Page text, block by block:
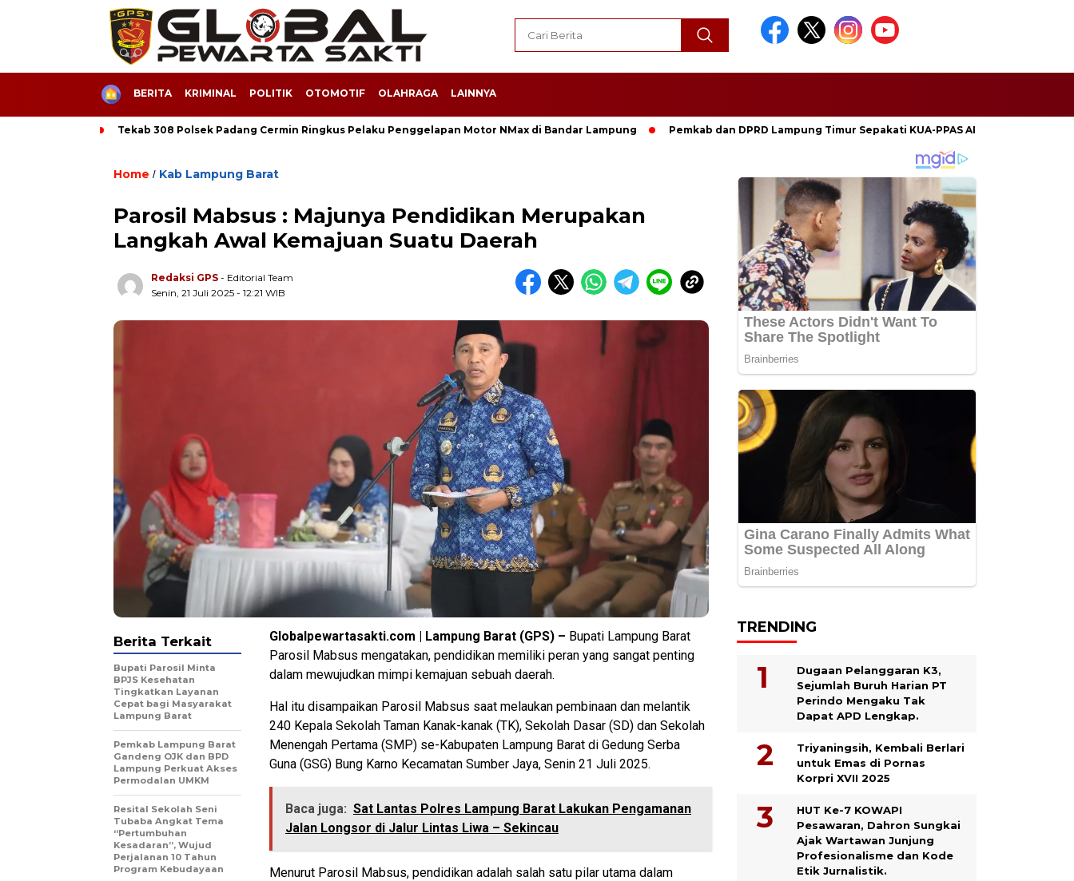
HOME
BERITA KRIMINAL POLITIK OTOMOTIF OLAHRAGA LAINNYA
Tekab 308 Polsek Padang Cermin Ringkus Pelaku Penggelapan Motor NMax di Bandar Lampung Pemkab dan DPRD Lampung Timur Sepakati KUA-PPAS APBD 2027,
Home / Kab Lampung Barat
Parosil Mabsus : Majunya Pendidikan Merupakan
Langkah Awal Kemajuan Suatu Daerah
Redaksi GPS - Editorial Team
Senin, 21 Juli 2025 - 12:21 WIB
Globalpewartasakti.com | Lampung Barat (GPS) – Bupati Lampung Barat
Parosil Mabsus mengatakan, pendidikan memiliki peran yang sangat penting
dalam mewujudkan mimpi kemajuan sebuah daerah.
Hal itu disampaikan Parosil Mabsus saat melaukan pembinaan dan melantik
240 Kepala Sekolah Taman Kanak-kanak (TK), Sekolah Dasar (SD) dan Sekolah
Menengah Pertama (SMP) se-Kabupaten Lampung Barat di Gedung Serba
Guna (GSG) Bung Karno Kecamatan Sumber Jaya, Senin 21 Juli 2025.
Baca juga: Sat Lantas Polres Lampung Barat Lakukan Pengamanan
Jalan Longsor di Jalur Lintas Liwa – Sekincau
Menurut Parosil Mabsus, pendidikan adalah salah satu pilar utama dalam
Berita Terkait
Bupati Parosil Minta
BPJS Kesehatan
Tingkatkan Layanan
Cepat bagi Masyarakat
Lampung Barat
Pemkab Lampung Barat
Gandeng OJK dan BPD
Lampung Perkuat Akses
Permodalan UMKM
Resital Sekolah Seni
Tubaba Angkat Tema
“Pertumbuhan
Kesadaran”, Wujud
Perjalanan 10 Tahun
Program Kebudayaan
TRENDING
Dugaan Pelanggaran K3,
Sejumlah Buruh Harian PT
Perindo Mengaku Tak
Dapat APD Lengkap.
Triyaningsih, Kembali Berlari
untuk Emas di Pornas
Korpri XVII 2025
HUT Ke-7 KOWAPI
Pesawaran, Dahron Sungkai
Ajak Wartawan Junjung
Profesionalisme dan Kode
Etik Jurnalistik.